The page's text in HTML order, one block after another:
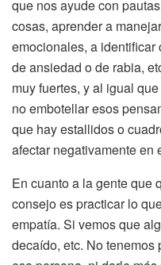
que nos ayude con
cosas, aprender a
emocionales, a identificar
de ansiedad o de rabia,
muy fuertes, y al igual
no embotellar esos
que hay estallidos o
afectar negativamente en
En cuanto a la gente que
consejo es practicar lo
empatía. Si vemos que
decaído, etc. No